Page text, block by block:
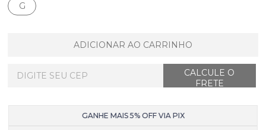
G
ADICIONAR AO CARRINHO
GANHE MAIS 5% OFF VIA PIX